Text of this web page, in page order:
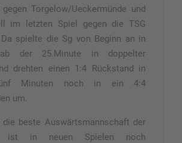
Torgelow/Ueckermünde und
im letzten Spiel gegen die TSG
spielte die Sg von Beginn an in
ab der 25.Minute in doppelter
drehten einen 1:4 Rückstand in
Minuten noch in ein 4:4
um.
beste Auswärtsmannschaft der
ist in neuen Spielen noch